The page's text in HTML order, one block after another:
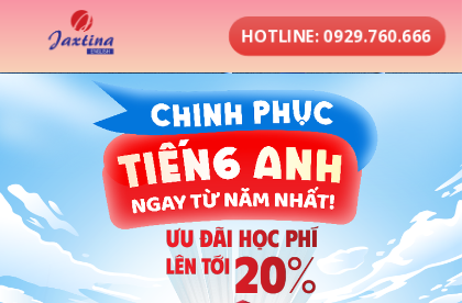
HOTLINE: 0929.760.666